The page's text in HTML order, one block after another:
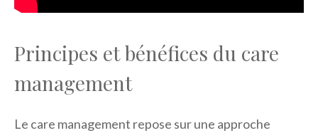
Principes et bénéfices du care
management
Le care management repose sur une approche